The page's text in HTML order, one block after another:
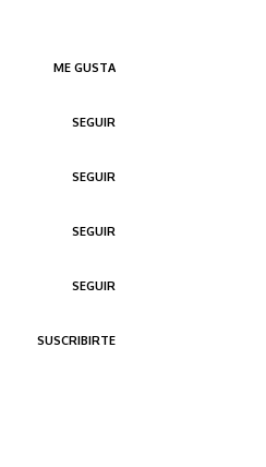
ME GUSTA
SEGUIR
SEGUIR
SEGUIR
SEGUIR
SUSCRIBIRTE